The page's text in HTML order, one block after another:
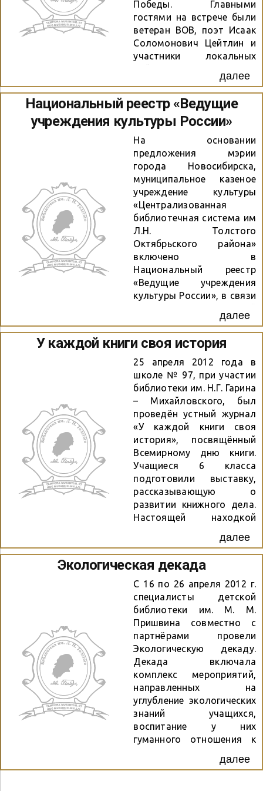
колледжа.
Победы. Главными
гостями на встрече были
ветеран ВОВ, поэт Исаак
Соломонович Цейтлин и
участники локальных
медалями за особые
заслуги в боевых
операциях. В начале
вечера ведущий
Н.В. рассказала
участникам вечера,
учащимся 7-8 классов
школы №97, о поэтах-
фронтовиках, о том, что
по строкам их
стихотворений можно
воссоздать особую
историю ВОВ.
далее
Национальный реестр «Ведущие
учреждения культуры России»
На основании
предложения мэрии
города Новосибирска,
муниципальное казеное
учреждение культуры
«Централизованная
библиотечная система им
Л.Н. Толстого
Октябрьского района»
включено в
Национальный реестр
«Ведущие учреждения
культуры России», в связи
Национального реестра
(ООО «Администрация
реестра», город Москва)
было выдано
свидетельство за №9068
от 10 мая 2012г.
далее
У каждой книги своя история
25 апреля 2012 года в
школе № 97, при участии
библиотеки им. Н.Г. Гарина
– Михайловского, был
проведён устный журнал
«У каждой книги своя
история», посвящённый
Всемирному дню книги.
Учащиеся 6 класса
подготовили выставку,
рассказывающую о
развитии книжного дела.
Настоящей находкой
книги «Стихи для
детей», изданной в 1917
году. Библиотекарями
был подготовлен
материал о том, что из
себя представляли книги
в далёкой древности.
Ребята получили
возможность
представить, какое
огромное развитие
прошла книга, насколько
богата её история.
далее
Экологическая декада
С 16 по 26 апреля 2012 г.
специалисты детской
библиотеки им. М. М.
Пришвина совместно с
партнёрами провели
Экологическую декаду.
Декада включала
комплекс мероприятий,
направленных на
углубление экологических
знаний учащихся,
воспитание у них
гуманного отношения к
ответственности за всё
далее